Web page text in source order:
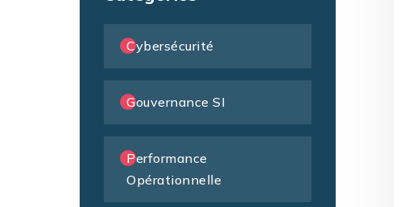
Cybersécurité
Gouvernance SI
Performance
Opérationnelle